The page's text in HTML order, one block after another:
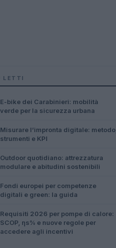
LETTI
E-bike dei Carabinieri: mobilità
verde per la sicurezza urbana
Misurare l’impronta digitale: metodo,
strumenti e KPI
Outdoor quotidiano: attrezzatura
modulare e abitudini sostenibili
Fondi europei per competenze
digitali e green: la guida
Requisiti 2026 per pompe di calore:
SCOP, ηs% e nuove regole per
accedere agli incentivi